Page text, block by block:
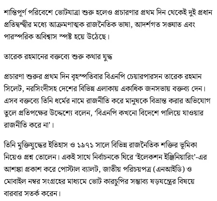
শান্তিপূর্ণ পরিবেশে ভোটযাত্রা শুরু হলেও প্রচারণার প্রথম দিন থেকেই দুই প্রধান
প্রতিদ্বন্দ্বীর মধ্যে আক্রমণাত্মক রাজনৈতিক ভাষা, আদর্শগত সঙ্ঘাত এবং
পারস্পরিক অবিশ্বাস স্পষ্ট হয়ে উঠেছে।
তারেক রহমানের বক্তব্যে শুরু কথার যুদ্ধ
প্রচারণা শুরুর প্রথম দিন বৃহস্পতিবার বিএনপি চেয়ারপারসন তারেক রহমান
সিলেট, নরসিংদীসহ দেশের বিভিন্ন এলাকায় একাধিক জনসভায় বক্তব্য দেন।
এসব বক্তব্যে তিনি ধর্মের নামে রাজনীতি করে মানুষকে বিভ্রান্ত করার অভিযোগ
তুলে প্রতিপক্ষের উদ্দেশ্যে বলেন, ‘বিএনপি কখনো বিদেশে পালিয়ে যাওয়ার
রাজনীতি করে না’।
তিনি মুক্তিযুদ্ধের ইতিহাস ও ১৯৭১ সালে বিভিন্ন রাজনৈতিক শক্তির ভূমিকা
নিয়েও প্রশ্ন তোলেন। একই সাথে নির্বাচনকে ঘিরে ‘ইলেকশন ইঞ্জিনিয়ারিং’-এর
আশঙ্কা প্রকাশ করে পোস্টাল ব্যালট, জাতীয় পরিচয়পত্র (এনআইডি) ও
মোবাইল নম্বর সংগ্রহের মাধ্যমে ভোট কারচুপির সম্ভাব্য ষড়যন্ত্রের বিষয়ে
বারবার সতর্ক করেন।